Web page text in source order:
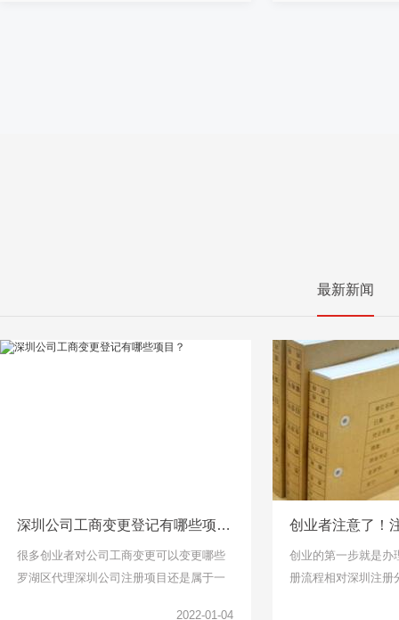
最新新闻
深圳公司工商变更登记有哪些项目？
很多创业者对公司工商变更可以变更哪些
罗湖区代理深圳公司注册项目还是属于一
2022-01-04
创业的第一步就是办
册流程相对深圳注册